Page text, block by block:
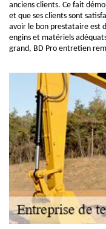
anciens clients. Ce fait
et que ses clients sont
avoir le bon prestataire est
engins et matériels
grand, BD Pro entretien